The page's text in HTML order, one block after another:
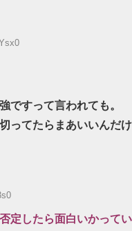
ですって言われても。
ってたらまあいいんだけ
定したら面白いかってい